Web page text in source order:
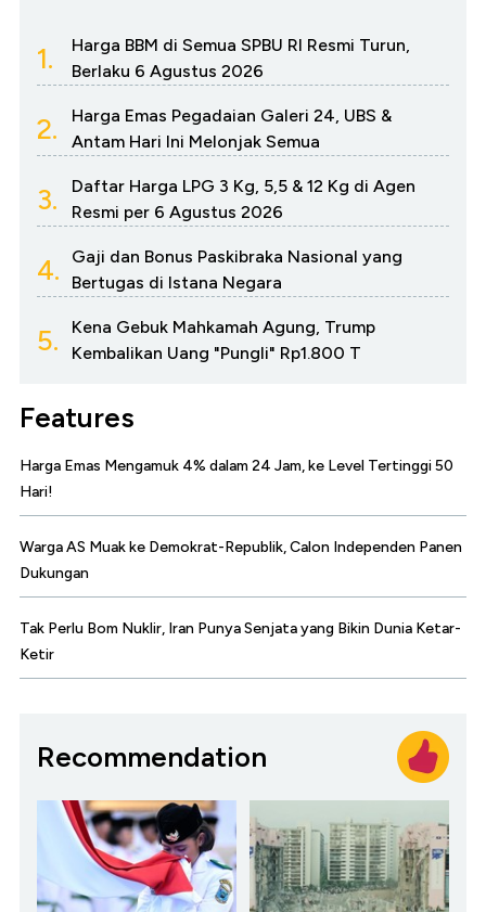
1.
Harga BBM di Semua SPBU RI Resmi Turun,
Berlaku 6 Agustus 2026
2.
Harga Emas Pegadaian Galeri 24, UBS &
Antam Hari Ini Melonjak Semua
3.
Daftar Harga LPG 3 Kg, 5,5 & 12 Kg di Agen
Resmi per 6 Agustus 2026
4.
Gaji dan Bonus Paskibraka Nasional yang
Bertugas di Istana Negara
5.
Kena Gebuk Mahkamah Agung, Trump
Kembalikan Uang "Pungli" Rp1.800 T
Features
Harga Emas Mengamuk 4% dalam 24 Jam, ke Level Tertinggi 50
Hari!
Warga AS Muak ke Demokrat-Republik, Calon Independen Panen
Dukungan
Tak Perlu Bom Nuklir, Iran Punya Senjata yang Bikin Dunia Ketar-
Ketir
Recommendation